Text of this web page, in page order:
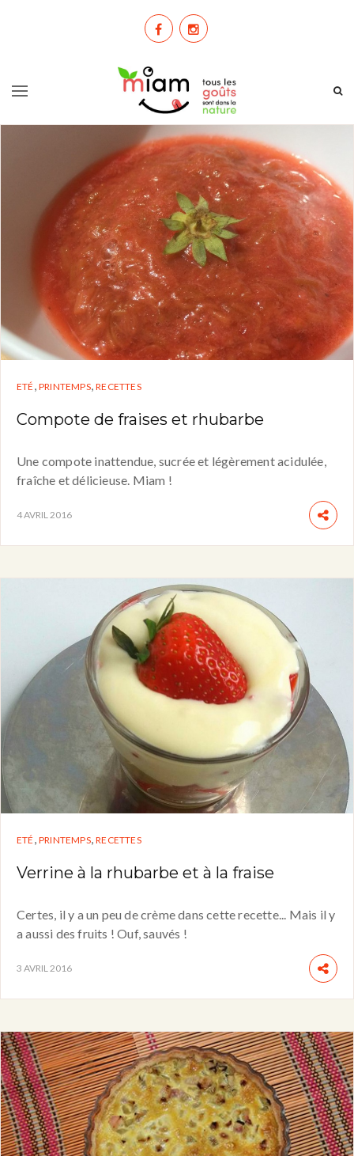
ETÉ ,PRINTEMPS,RECETTES
Compote de fraises et rhubarbe
Une compote inattendue, sucrée et légèrement acidulée,
fraîche et délicieuse. Miam !
4 AVRIL 2016
ETÉ ,PRINTEMPS,RECETTES
Verrine à la rhubarbe et à la fraise
Certes, il y a un peu de crème dans cette recette... Mais il y
a aussi des fruits ! Ouf, sauvés !
3 AVRIL 2016